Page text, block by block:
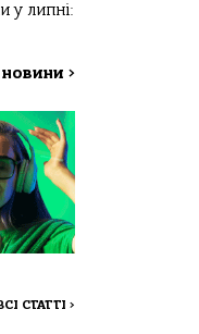
у липні:
новини >
СТАТТІ >